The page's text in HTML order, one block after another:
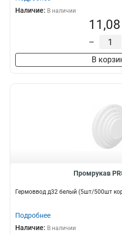
Наличие: В наличии
–
В
Промрукав
Гермоввод д32 белый (5шт/500шт
Подробнее
Наличие: В наличии